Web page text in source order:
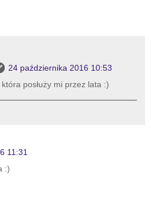
24 października 2016 10:53
posłuży mi przez lata :)
11:31
:)